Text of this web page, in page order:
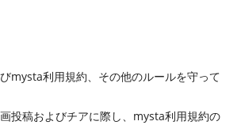
mysta利用規約、その他のルールを守って
投稿およびチアに際し、mysta利用規約の